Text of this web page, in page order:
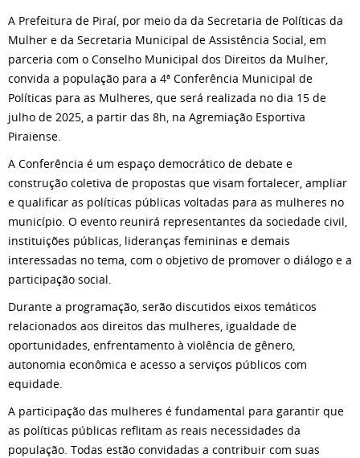
A Prefeitura de Piraí, por meio da da Secretaria de Políticas da
Mulher e da Secretaria Municipal de Assistência Social, em
parceria com o Conselho Municipal dos Direitos da Mulher,
convida a população para a 4ª Conferência Municipal de
Políticas para as Mulheres, que será realizada no dia 15 de
julho de 2025, a partir das 8h, na Agremiação Esportiva
Piraiense.
A Conferência é um espaço democrático de debate e
construção coletiva de propostas que visam fortalecer, ampliar
e qualificar as políticas públicas voltadas para as mulheres no
município. O evento reunirá representantes da sociedade civil,
instituições públicas, lideranças femininas e demais
interessadas no tema, com o objetivo de promover o diálogo e a
participação social.
Durante a programação, serão discutidos eixos temáticos
relacionados aos direitos das mulheres, igualdade de
oportunidades, enfrentamento à violência de gênero,
autonomia econômica e acesso a serviços públicos com
equidade.
A participação das mulheres é fundamental para garantir que
as políticas públicas reflitam as reais necessidades da
população. Todas estão convidadas a contribuir com suas